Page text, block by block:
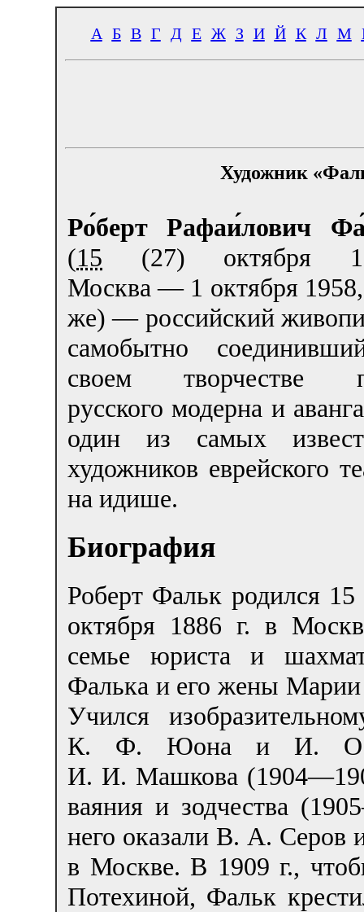
А Б В Г Д Е Ж З И Й К Л М
Художник
Ро́берт Рафаи́лович
(15 (27) октября
Москва — 1 октября
же) — российский
самобытно
своем творчестве
русского модерна и
один из самых
художников еврейского
на идише.
Биография
Роберт Фальк родился
октября 1886 г. в
семье юриста и
Фалька и его жены
Учился
К. Ф. Юона и И. О.
И. И. Машкова
ваяния и зодчества
него оказали В. А.
в Москве. В 1909 г.,
Потехиной, Фальк